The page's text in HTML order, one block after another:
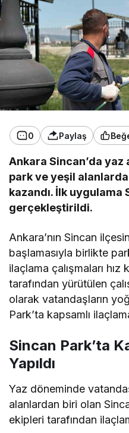
0 Paylaş
Ankara Sincan’da yaz
park ve yeşil alanlarda
kazandı. İlk uygulama
gerçekleştirildi.
Ankara’nın Sincan
başlamasıyla birlikte
ilaçlama çalışmaları
tarafından yürütülen
olarak vatandaşların
Park’ta kapsamlı
Sincan Park’ta
Yapıldı
Yaz döneminde
alanlardan biri olan
ekipleri tarafından